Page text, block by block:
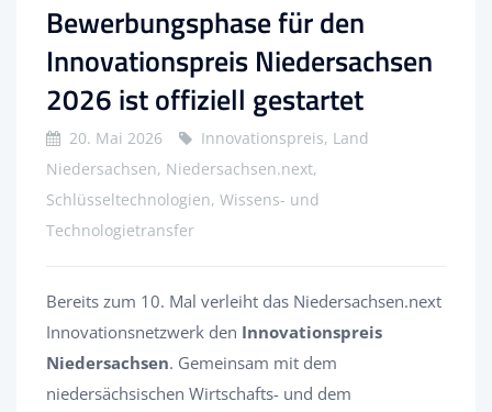
Bewerbungsphase für den
Innovationspreis Niedersachsen
2026 ist offiziell gestartet
20. Mai 2026
Innovationspreis, Land
Niedersachsen, Niedersachsen.next,
Schlüsseltechnologien, Wissens- und
Technologietransfer
Bereits zum 10. Mal verleiht das Niedersachsen.next
Innovationsnetzwerk den Innovationspreis
Niedersachsen. Gemeinsam mit dem
niedersächsischen Wirtschafts- und dem